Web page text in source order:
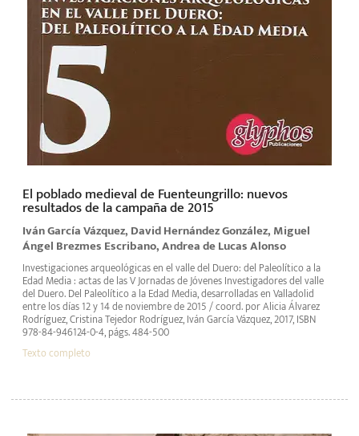
El poblado medieval de Fuenteungrillo: nuevos
resultados de la campaña de 2015
Iván García Vázquez, David Hernández González, Miguel
Ángel Brezmes Escribano, Andrea de Lucas Alonso
Investigaciones arqueológicas en el valle del Duero: del Paleolítico a la
Edad Media : actas de las V Jornadas de Jóvenes Investigadores del valle
del Duero. Del Paleolítico a la Edad Media, desarrolladas en Valladolid
entre los días 12 y 14 de noviembre de 2015 / coord. por Alicia Álvarez
Rodríguez, Cristina Tejedor Rodríguez, Iván García Vázquez, 2017, ISBN
978-84-946124-0-4, págs. 484-500
Texto completo